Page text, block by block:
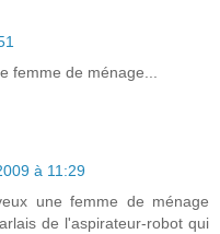
femme de ménage...
à 11:29
une femme de ménage
de l'aspirateur-robot qui